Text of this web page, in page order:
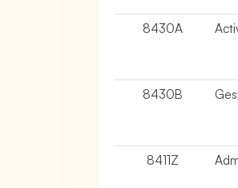
8430A
8430B
8411Z